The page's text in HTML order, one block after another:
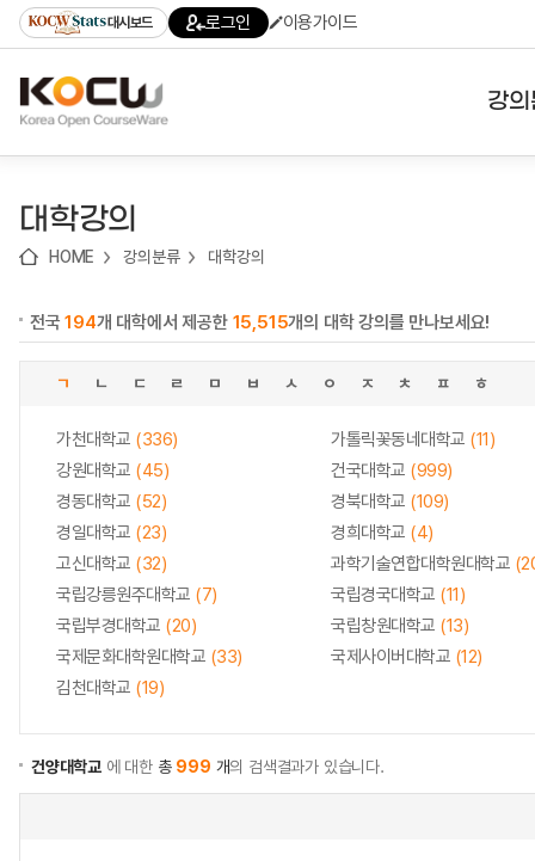
기
기
기
content)
가
대시보드 로그인 이용가이드
강
대학강의
HOME 강의분류 대학강의
전국194개 대학에서 제공한 15,515개의 대학 강의를 만나보세요!
ㄱ ㄴ ㄷ ㄹ ㅁ ㅂ ㅅ ㅇ ㅈ ㅊ ㅍ ㅎ
가천대학교 (336) 가톨릭꽃동네대학교 (11)
강원대학교 (45) 건국대학교 (999)
경동대학교 (52) 경북대학교 (109)
경일대학교 (23) 경희대학교 (4)
고신대학교 (32) 과학기술연합대학원대학교
국립강릉원주대학교 (7) 국립경국대학교 (11)
국립부경대학교 (20) 국립창원대학교 (13)
국제문화대학원대학교 (33) 국제사이버대학교 (12)
김천대학교 (19)
건양대학교 에 대한 총 999 개의 검색결과가 있습니다.